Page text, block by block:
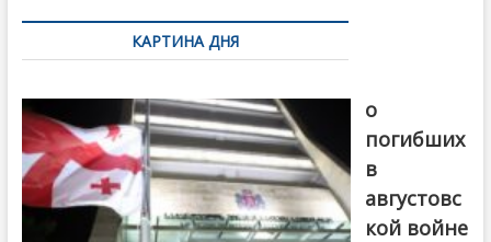
по
записямКАРТИНА ДНЯ
о
погибших
в
августовс
кой войне